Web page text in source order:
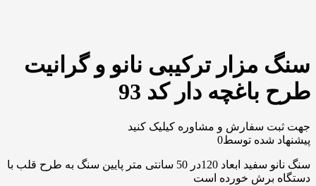
سنگ مزار ترکیبی نانو و گرانیت
طرح باغچه دار کد 93
جهت ثبت سفارش و مشاوره کیلیک کنید
پیشنهاد شده توسط0
سنگ نانو سفید ابعاد 120در 50 سانتی متر پایین سنگ به طرح قلب با
دستگاه برش خورده است